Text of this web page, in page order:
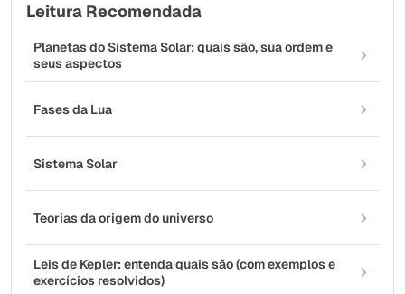
Leitura Recomendada
Planetas do Sistema Solar: quais são, sua ordem e
seus aspectos
Fases da Lua
Sistema Solar
Teorias da origem do universo
Leis de Kepler: entenda quais são (com exemplos e
exercícios resolvidos)